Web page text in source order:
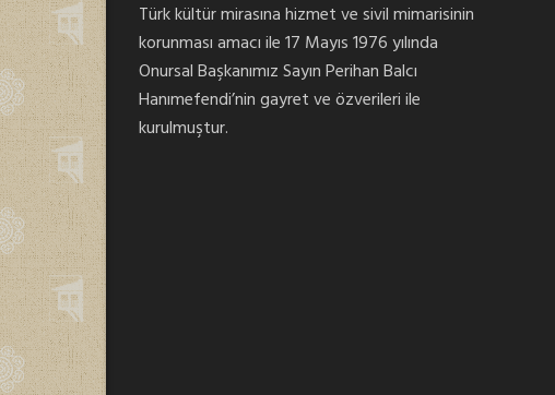
Türk kültür mirasına hizmet ve sivil mimarisinin
korunması amacı ile 17 Mayıs 1976 yılında
Onursal Başkanımız Sayın Perihan Balcı
Hanımefendi’nin gayret ve özverileri ile
kurulmuştur.